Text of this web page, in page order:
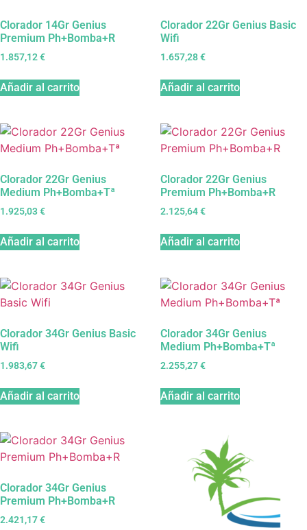
Clorador 14Gr Genius
Premium Ph+Bomba+R
1.857,12€
Añadir al carrito
Clorador 22Gr Genius Basic
Wifi
1.657,28€
Añadir al carrito
Clorador 22Gr Genius
Medium Ph+Bomba+Tª
1.925,03€
Añadir al carrito
Clorador 22Gr Genius
Premium Ph+Bomba+R
2.125,64€
Añadir al carrito
Clorador 34Gr Genius Basic
Wifi
1.983,67€
Añadir al carrito
Clorador 34Gr Genius
Medium Ph+Bomba+Tª
2.255,27€
Añadir al carrito
Clorador 34Gr Genius
Premium Ph+Bomba+R
2.421,17€